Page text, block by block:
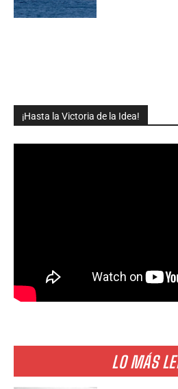
¡Hasta la Victoria de la Idea!
LO MÁS